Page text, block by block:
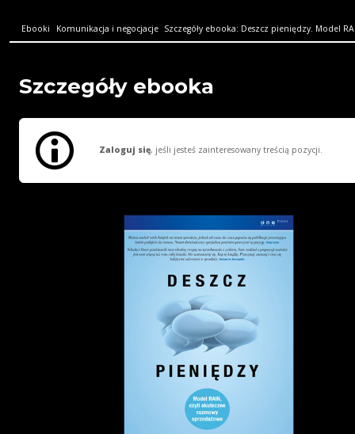
Ebooki Komunikacja i negocjacje Szczegóły ebooka: Deszcz pieniędzy. Model
Szczegóły ebooka
Zaloguj się, jeśli jesteś zainteresowany treścią pozycji.